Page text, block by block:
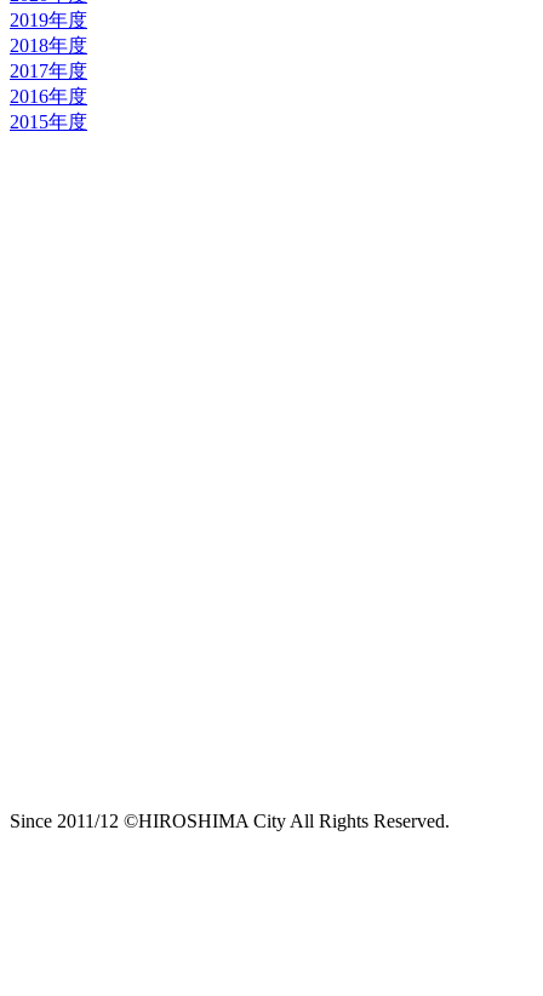
2019年度
2018年度
2017年度
2016年度
2015年度
Since 2011/12 ©HIROSHIMA City All Rights Reserved.